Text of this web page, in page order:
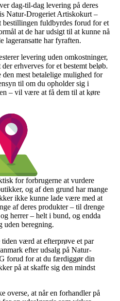
dag-til-dag levering på deres
Natur-Drogeriet Artiskokurt –
bestillingen fuldbyrdes forud for et
at de har udsigt til at kunne nå
lageransatte har fyraften.
levering uden omkostninger,
erhverves for et bestemt beløb.
den mest betalelige mulighed for
til om du opholder sig i
– vil være at få dem til at køre
for forbrugerne at vurdere
og af den grund har mange
ikke kunne lade være med at
af deres produkter – til drenge
herrer – helt i bund, og endda
uden beregning.
værd at efterprøve et par
efter udsalg på Natur-
forud for at du færdiggør din
på at skaffe sig den mindst
overse, at når en forhandler på